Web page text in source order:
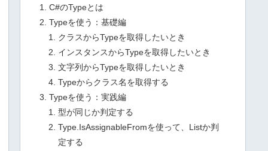
C#のTypeとは
Typeを使う：基礎編
クラスからTypeを取得したいとき
インスタンスからTypeを取得したいとき
文字列からTypeを取得したいとき
Typeからクラス名を取得する
Typeを使う：実践編
型が同じか判定する
Type.IsAssignableFromを使って、Listか判
定する